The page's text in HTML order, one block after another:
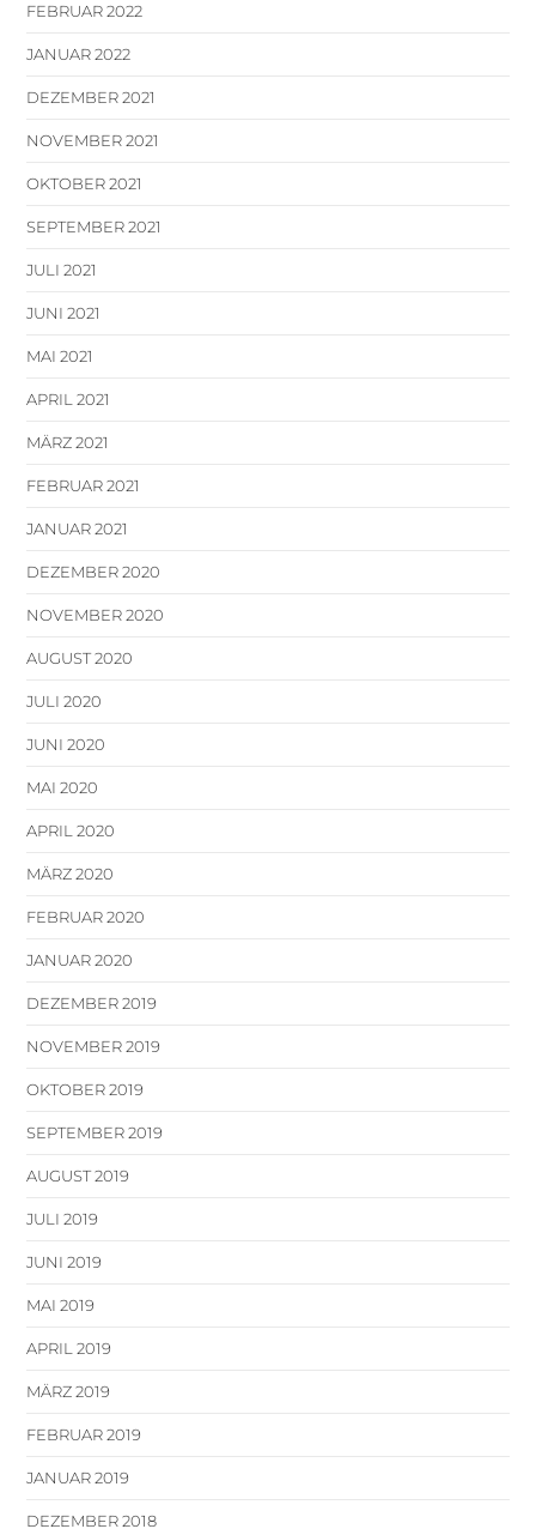
FEBRUAR 2022
JANUAR 2022
DEZEMBER 2021
NOVEMBER 2021
OKTOBER 2021
SEPTEMBER 2021
JULI 2021
JUNI 2021
MAI 2021
APRIL 2021
MÄRZ 2021
FEBRUAR 2021
JANUAR 2021
DEZEMBER 2020
NOVEMBER 2020
AUGUST 2020
JULI 2020
JUNI 2020
MAI 2020
APRIL 2020
MÄRZ 2020
FEBRUAR 2020
JANUAR 2020
DEZEMBER 2019
NOVEMBER 2019
OKTOBER 2019
SEPTEMBER 2019
AUGUST 2019
JULI 2019
JUNI 2019
MAI 2019
APRIL 2019
MÄRZ 2019
FEBRUAR 2019
JANUAR 2019
DEZEMBER 2018